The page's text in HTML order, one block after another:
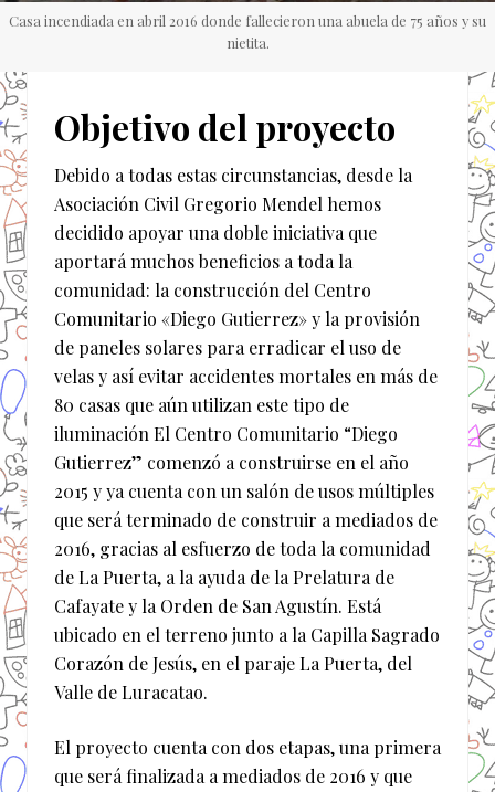
Casa incendiada en abril 2016 donde fallecieron una abuela de 75 años y su
nietita.
Objetivo del proyecto
Debido a todas estas circunstancias, desde la
Asociación Civil Gregorio Mendel hemos
decidido apoyar una doble iniciativa que
aportará muchos beneficios a toda la
comunidad: la construcción del Centro
Comunitario «Diego Gutierrez» y la provisión
de paneles solares para erradicar el uso de
velas y así evitar accidentes mortales en más de
80 casas que aún utilizan este tipo de
iluminación El Centro Comunitario “Diego
Gutierrez” comenzó a construirse en el año
2015 y ya cuenta con un salón de usos múltiples
que será terminado de construir a mediados de
2016, gracias al esfuerzo de toda la comunidad
de La Puerta, a la ayuda de la Prelatura de
Cafayate y la Orden de San Agustín. Está
ubicado en el terreno junto a la Capilla Sagrado
Corazón de Jesús, en el paraje La Puerta, del
Valle de Luracatao.
El proyecto cuenta con dos etapas, una primera
que será finalizada a mediados de 2016 y que